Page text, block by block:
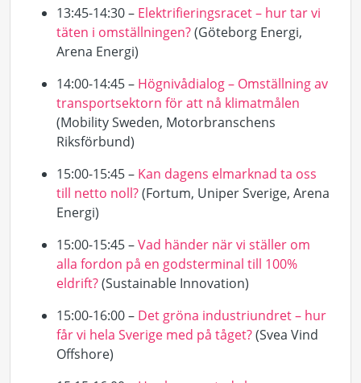
13:45-14:30 – Elektrifieringsracet – hur tar vi
täten i omställningen?(Göteborg Energi,
Arena Energi)
14:00-14:45 – Högnivådialog – Omställning av
transportsektorn för att nå klimatmålen
(MobilitySweden, Motorbranschens
Riksförbund)
15:00-15:45 – Kan dagens elmarknad ta oss
till netto noll?(Fortum, UniperSverige, Arena
Energi)
15:00-15:45 –Vad händer när vi ställer om
alla fordon på en godsterminal till 100%
eldrift?(Sustainable Innovation)
15:00-16:00 – Det gröna industriundret – hur
får vi hela Sverige med på tåget?(Svea Vind
Offshore)